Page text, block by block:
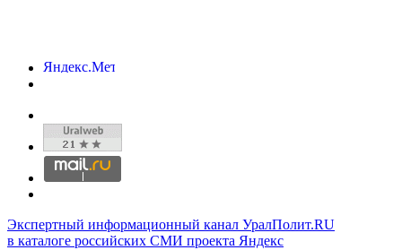
Экспертный информационный канал УралПолит.RU
в каталоге российских СМИ проекта Яндекс